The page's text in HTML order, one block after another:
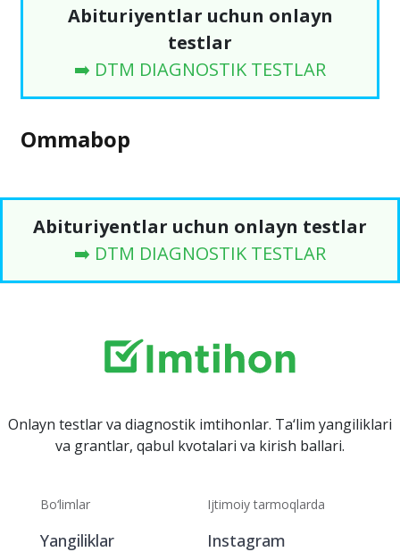
Abituriyentlar uchun onlayn
testlar
➡️ DTM DIAGNOSTIK TESTLAR
Ommabop
Abituriyentlar uchun onlayn testlar
➡️ DTM DIAGNOSTIK TESTLAR
Onlayn testlar va diagnostik imtihonlar. Ta‘lim yangiliklari
va grantlar, qabul kvotalari va kirish ballari.
Bo‘limlar
Yangiliklar
Ijtimoiy tarmoqlarda
Instagram